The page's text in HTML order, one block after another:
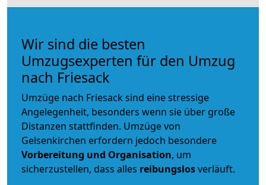
Wir sind die besten
Umzugsexperten für den Umzug
nach Friesack
Umzüge nach Friesack sind eine stressige
Angelegenheit, besonders wenn sie über große
Distanzen stattfinden. Umzüge von
Gelsenkirchen erfordern jedoch besondere
Vorbereitung und Organisation, um
sicherzustellen, dass alles reibungslosverläuft.